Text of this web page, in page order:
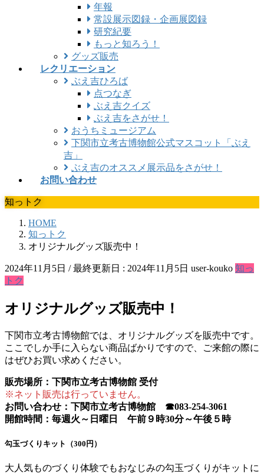
年報
常設展示図録・企画展図録
研究紀要
もっと知ろう！
グッズ販売
レクリエーション
ぶえ吉ひろば
点つなぎ
ぶえ吉クイズ
ぶえ吉をさがせ！
おうちミュージアム
下関市立考古博物館公式マスコット「ぶえ
吉」
ぶえ吉のオススメ展示品をさがせ！
お問い合わせ
知っトク
HOME
知っトク
オリジナルグッズ販売中！
2024年11月5日 / 最終更新日 : 2024年11月5日 user-kouko 知っ
トク
オリジナルグッズ販売中！
下関市立考古博物館では、オリジナルグッズを販売中です。
ここでしか手に入らない商品ばかりですので、ご来館の際に
はぜひお買い求めください。
販売場所：下関市立考古博物館 受付
※ネット販売は行っていません。
お問い合わせ：下関市立考古博物館 ☎083-254-3061
開館時間：毎週火～日曜日 午前９時30分～午後５時
勾玉づくりキット（300円）
大人気ものづくり体験でもおなじみの勾玉づくりがキットに